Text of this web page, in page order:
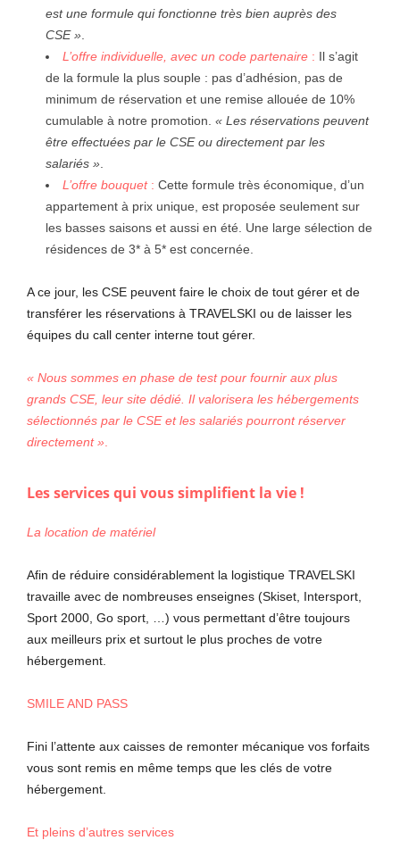
est une formule qui fonctionne très bien auprès des
CSE »
L’offre individuelle, avec un code partenaire : Il s’agit
de la formule la plus souple : pas d’adhésion, pas de
minimum de réservation et une remise allouée de 10%
cumulable à notre promotion. « Les réservations peuvent
être effectuées par le CSE ou directement par les
salariés »
L’offre bouquet : Cette formule très économique, d’un
appartement à prix unique, est proposée seulement sur
les basses saisons et aussi en été. Une large sélection de
résidences de 3* à 5* est concernée.
A ce jour, les CSE peuvent faire le choix de tout gérer et de
transférer les réservations à TRAVELSKI ou de laisser les
équipes du call center interne tout gérer.
« Nous sommes en phase de test pour fournir aux plus
grands CSE, leur site dédié. Il valorisera les hébergements
sélectionnés par le CSE et les salariés pourront réserver
directement »
Les services qui vous simplifient la vie !
La location de matériel
Afin de réduire considérablement la logistique TRAVELSKI
travaille avec de nombreuses enseignes (Skiset, Intersport,
Sport 2000, Go sport, …) vous permettant d’être toujours
aux meilleurs prix et surtout le plus proches de votre
hébergement.
SMILE AND PASS
Fini l’attente aux caisses de remonter mécanique vos forfaits
vous sont remis en même temps que les clés de votre
hébergement.
Et pleins d’autres services